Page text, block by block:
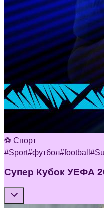
⚽ Спорт
#Sport#футбол#football #
Супер Кубок УЕФА